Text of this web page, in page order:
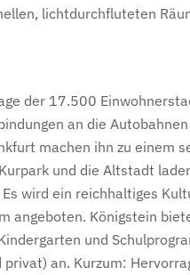
lichtdurchfluteten
der 17.500
an die
machen ihn zu einem
und die Altstadt
Es wird ein reichhaltiges
angeboten. Königstein
und
an. Kurzum: